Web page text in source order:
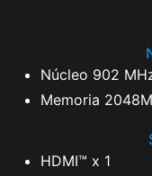
Núcleo 902
Memoria
HDMI™ x 1